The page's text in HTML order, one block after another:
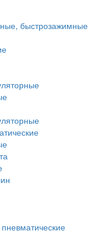
быстрозажимные